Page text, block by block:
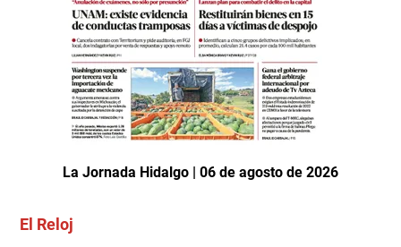
La Jornada Hidalgo | 06 de agosto de 2026
El Reloj